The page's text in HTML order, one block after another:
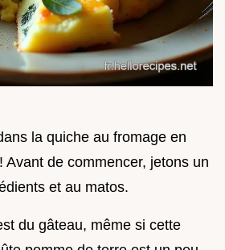
la quiche au fromage en
Avant de commencer, jetons un
et au matos.
du gâteau, même si cette